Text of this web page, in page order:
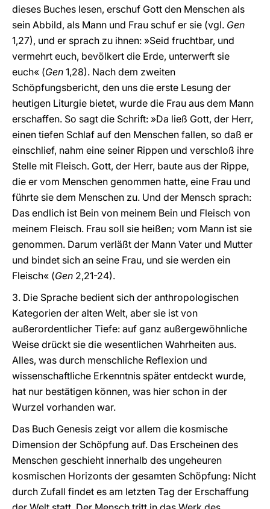
dieses Buches lesen, erschuf Gott den Menschen als
sein Abbild, als Mann und Frau schuf er sie (vgl. Gen
1,27), und er sprach zu ihnen: »Seid fruchtbar, und
vermehrt euch, bevölkert die Erde, unterwerft sie
euch« (Gen 1,28). Nach dem zweiten
Schöpfungsbericht, den uns die erste Lesung der
heutigen Liturgie bietet, wurde die Frau aus dem Mann
erschaffen. So sagt die Schrift: »Da ließ Gott, der Herr,
einen tiefen Schlaf auf den Menschen fallen, so daß er
einschlief, nahm eine seiner Rippen und verschloß ihre
Stelle mit Fleisch. Gott, der Herr, baute aus der Rippe,
die er vom Menschen genommen hatte, eine Frau und
führte sie dem Menschen zu. Und der Mensch sprach:
Das endlich ist Bein von meinem Bein und Fleisch von
meinem Fleisch. Frau soll sie heißen; vom Mann ist sie
genommen. Darum verläßt der Mann Vater und Mutter
und bindet sich an seine Frau, und sie werden ein
Fleisch« (Gen 2,21-24).
3. Die Sprache bedient sich der anthropologischen
Kategorien der alten Welt, aber sie ist von
außerordentlicher Tiefe: auf ganz außergewöhnliche
Weise drückt sie die wesentlichen Wahrheiten aus.
Alles, was durch menschliche Reflexion und
wissenschaftliche Erkenntnis später entdeckt wurde,
hat nur bestätigen können, was hier schon in der
Wurzel vorhanden war.
Das Buch Genesis zeigt vor allem die kosmische
Dimension der Schöpfung auf. Das Erscheinen des
Menschen geschieht innerhalb des ungeheuren
kosmischen Horizonts der gesamten Schöpfung: Nicht
durch Zufall findet es am letzten Tag der Erschaffung